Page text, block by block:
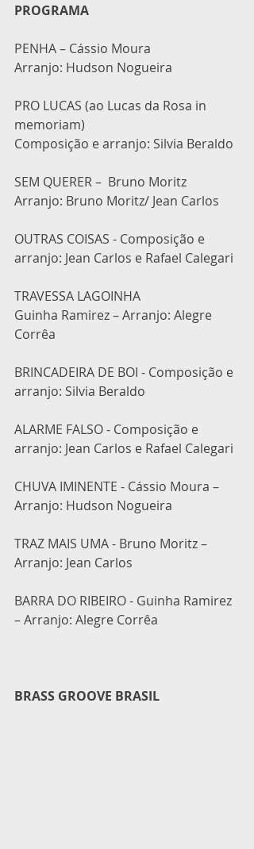
PROGRAMA
PENHA – Cássio Moura
Arranjo: Hudson Nogueira
PRO LUCAS (ao Lucas da Rosa in
memoriam)
Composição e arranjo: Silvia Beraldo
SEM QUERER –  Bruno Moritz
Arranjo: Bruno Moritz/ Jean Carlos
OUTRAS COISAS - Composição e
arranjo: Jean Carlos e Rafael Calegari
TRAVESSA LAGOINHA
Guinha Ramirez – Arranjo: Alegre
Corrêa
BRINCADEIRA DE BOI - Composição e
arranjo: Silvia Beraldo
ALARME FALSO - Composição e
arranjo: Jean Carlos e Rafael Calegari
CHUVA IMINENTE - Cássio Moura –
Arranjo: Hudson Nogueira
TRAZ MAIS UMA - Bruno Moritz –
Arranjo: Jean Carlos
BARRA DO RIBEIRO - Guinha Ramirez
– Arranjo: Alegre Corrêa
BRASS GROOVE BRASIL